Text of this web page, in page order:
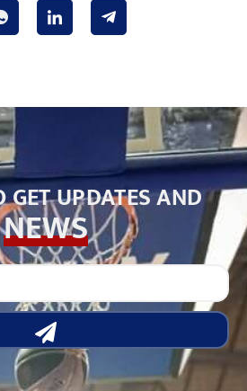
GET UPDATES AND
NEWS